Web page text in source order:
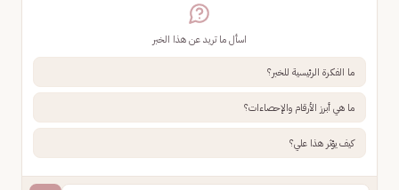
اسأل ما تريد عن هذا الخبر
ما الفكرة الرئيسية للخبر؟
ما هي أبرز الأرقام والإحصاءات؟
كيف يؤثر هذا علي؟